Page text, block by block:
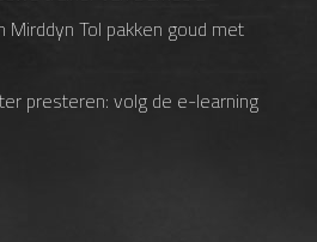
Tol pakken goud met
presteren: volg de e-learning